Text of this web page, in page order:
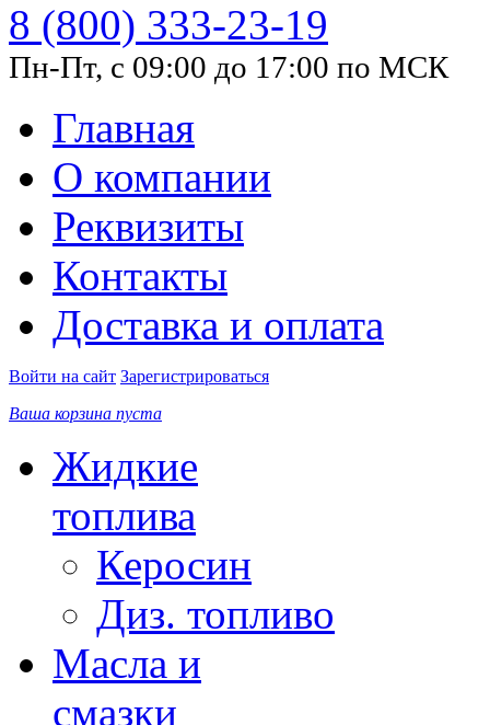
8 (800) 333-23-19
Пн-Пт, с 09:00 до 17:00 по МСК
Главная
О компании
Реквизиты
Контакты
Доставка и оплата
Войти на сайт Зарегистрироваться
Ваша корзина пуста
Жидкие
топлива
Керосин
Диз. топливо
Масла и
смазки